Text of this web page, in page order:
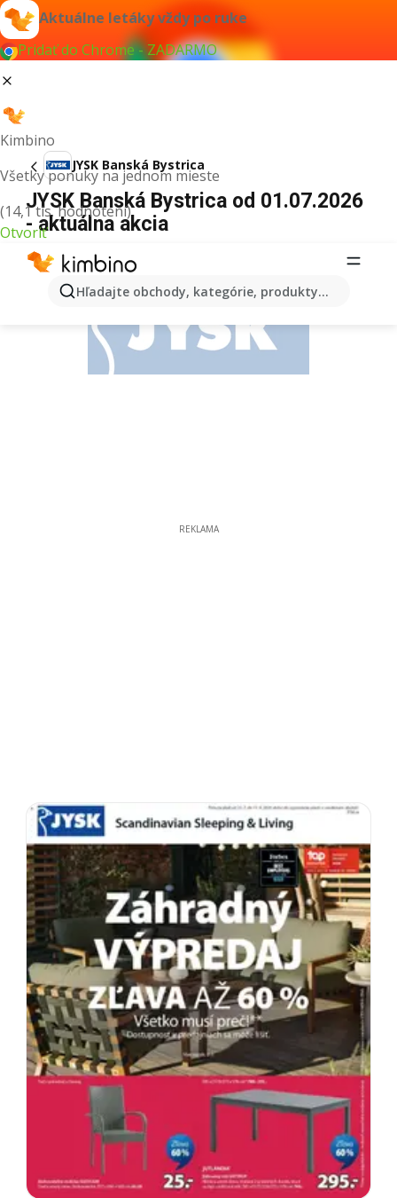
Aktuálne letáky vždy po ruke
Pridať do Chrome - ZADARMO
Kimbino
Všetky ponuky na jednom mieste
(14,1 tis. hodnotení)
Otvoriť
Hľadajte obchody, kategórie, produkty...
JYSK Banská Bystrica
JYSK Banská Bystrica od 01.07.2026
- aktuálna akcia
REKLAMA